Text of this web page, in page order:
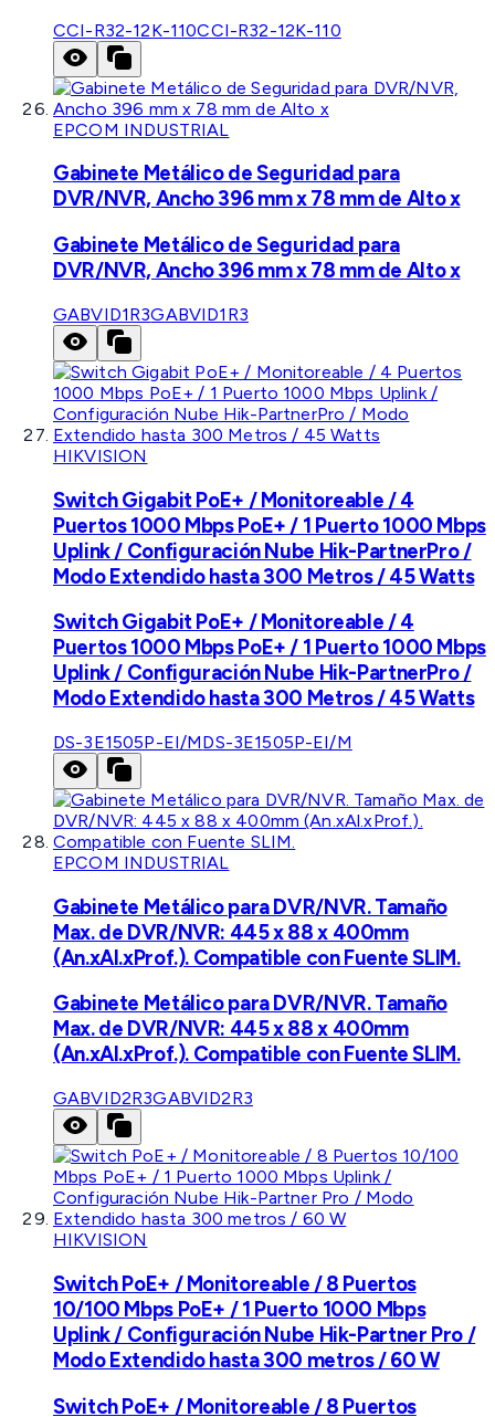
CCI-R32-12K-110CCI-R32-12K-110
EPCOM INDUSTRIAL
Gabinete Metálico de Seguridad para
DVR/NVR, Ancho 396 mm x 78 mm de Alto x
Gabinete Metálico de Seguridad para
DVR/NVR, Ancho 396 mm x 78 mm de Alto x
GABVID1R3GABVID1R3
HIKVISION
Switch Gigabit PoE+ / Monitoreable / 4
Puertos 1000 Mbps PoE+ / 1 Puerto 1000 Mbps
Uplink / Configuración Nube Hik-PartnerPro /
Modo Extendido hasta 300 Metros / 45 Watts
Switch Gigabit PoE+ / Monitoreable / 4
Puertos 1000 Mbps PoE+ / 1 Puerto 1000 Mbps
Uplink / Configuración Nube Hik-PartnerPro /
Modo Extendido hasta 300 Metros / 45 Watts
DS-3E1505P-EI/MDS-3E1505P-EI/M
EPCOM INDUSTRIAL
Gabinete Metálico para DVR/NVR. Tamaño
Max. de DVR/NVR: 445 x 88 x 400mm
(An.xAl.xProf.). Compatible con Fuente SLIM.
Gabinete Metálico para DVR/NVR. Tamaño
Max. de DVR/NVR: 445 x 88 x 400mm
(An.xAl.xProf.). Compatible con Fuente SLIM.
GABVID2R3GABVID2R3
HIKVISION
Switch PoE+ / Monitoreable / 8 Puertos
10/100 Mbps PoE+ / 1 Puerto 1000 Mbps
Uplink / Configuración Nube Hik-Partner Pro /
Modo Extendido hasta 300 metros / 60 W
Switch PoE+ / Monitoreable / 8 Puertos